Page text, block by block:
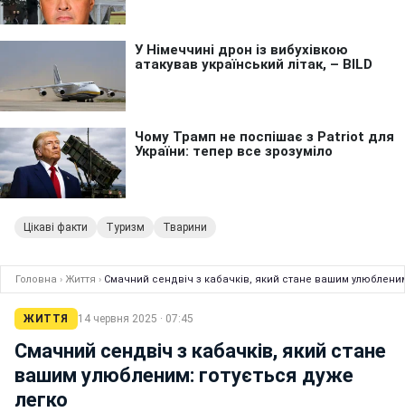
Цікаві факти Туризм Тварини
Головна › Життя › Смачний сендвіч з кабачків, який стане вашим
ЖИТТЯ 14 червня 2025 · 07:45
Смачний сендвіч з кабачків, який стане
вашим улюбленим: готується дуже
легко